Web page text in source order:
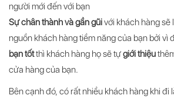
người mới đến với bạn
Sự chân thành và gần gũivới khách hàng sẽ
nguồn khách hàng tiềm năng của bạn bởi vì
bạn tốtthì khách hàng họ sẽ tựgiới thiệu
cửa hàng của bạn.
Bên cạnh đó, có rất nhiều khách hàng khi đi